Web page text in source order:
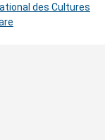
des Cultures